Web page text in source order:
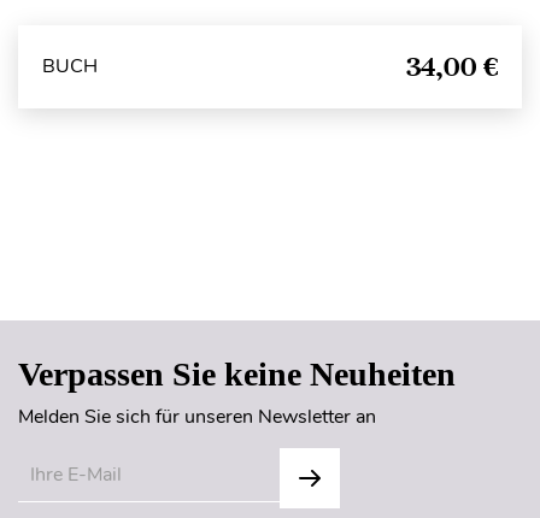
BUCH 34,00 €
Verpassen Sie keine Neuheiten
Melden Sie sich für unseren Newsletter an